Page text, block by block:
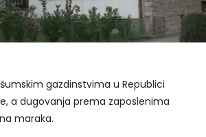
gazdinstvima u Republici
a dugovanja prema zaposlenima
maraka.